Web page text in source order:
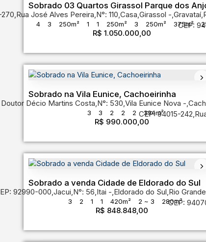
Sobrado 03 Quartos Girassol Parque dos
R$ 1.050.000,00
,Rua José Alves Pereira,N°: 110,Casa,Girassol ,Gravataí,
4 3 250m² 1 1 250m² 3 250m² 375m²
12m
CEP:
Sobrado na Vila Eunice, Cachoeirinha
R$ 990.000,00
Doutor Décio Martins Costa,N°: 530,Vila Eunice Nova ,
3 3 2 2 2 394m²
CEP: 94015-242,
Sobrado a venda Cidade de Eldorado do Sul
R$ 848.848,00
92990-000,Jacui,N°: 56,Itai ,Eldorado do Sul,Rio
3 2 1 1 420m² 2 ~ 3 280m²
CEP: